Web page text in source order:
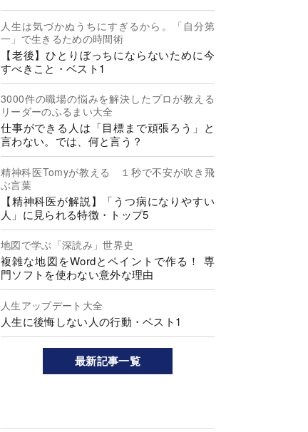
人生は気づかぬうちにすぎるから。「自分第
一」で生きるための時間術
【老後】ひとりぼっちにならないために今
すべきこと・ベスト1
3000件の職場の悩みを解決したプロが教える
リーダーのふるまい大全
仕事ができる人は「目標まで頑張ろう」と
言わない。では、何と言う？
精神科医Tomyが教える １秒で不安が吹き飛
ぶ言葉
【精神科医が解説】「うつ病になりやすい
人」に見られる特徴・トップ5
地図で学ぶ「深読み」世界史
複雑な地図をWordとペイントで作る！ 専
門ソフトを使わない意外な理由
人生アップデート大全
人生に後悔しない人の行動・ベスト1
最新記事一覧